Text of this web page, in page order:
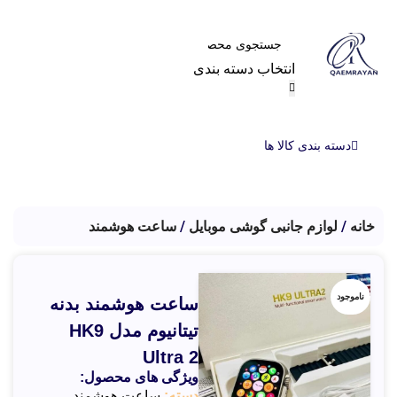
انتخاب دسته بندی
دسته بندی کالا ها
خانه لوازم جانبی گوشی موبایل ساعت هوشمند
ناموجود
ساعت هوشمند بدنه
تیتانیوم مدل HK9
Ultra 2
ویژگی های محصول: